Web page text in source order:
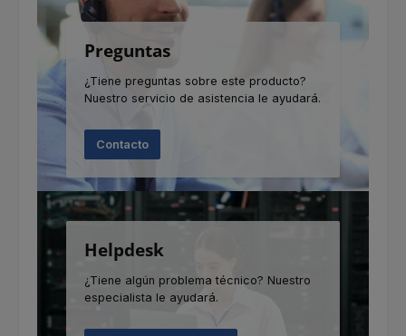
Preguntas
¿Tiene preguntas sobre este producto?
Nuestro servicio de asistencia le ayudará.
Contacto
Helpdesk
¿Tiene algún problema técnico? Nuestro
especialista le ayudará.